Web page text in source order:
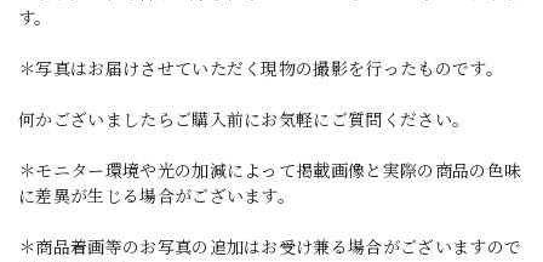
す。
＊写真はお届けさせていただく現物の撮影を行ったものです。
何かございましたらご購入前にお気軽にご質問ください。
＊モニター環境や光の加減によって掲載画像と実際の商品の色味
に差異が生じる場合がございます。
＊商品着画等のお写真の追加はお受け兼る場合がございますので